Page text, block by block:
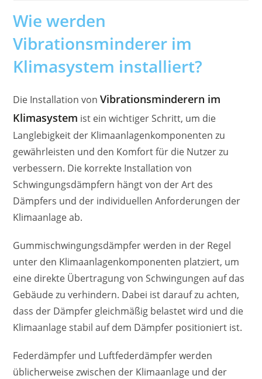
Wie werden
Vibrationsminderer im
Klimasystem installiert?
Die Installation vonVibrationsminderern im
Klimasystem ist ein wichtiger Schritt, um die
Langlebigkeit der Klimaanlagenkomponenten zu
gewährleisten und den Komfort für die Nutzer zu
verbessern. Die korrekte Installation von
Schwingungsdämpfern hängt von der Art des
Dämpfers und der individuellen Anforderungen der
Klimaanlage ab.
Gummischwingungsdämpfer werden in der Regel
unter den Klimaanlagenkomponenten platziert, um
eine direkte Übertragung von Schwingungen auf das
Gebäude zu verhindern. Dabei ist darauf zu achten,
dass der Dämpfer gleichmäßig belastet wird und die
Klimaanlage stabil auf dem Dämpfer positioniert ist.
Federdämpfer und Luftfederdämpfer werden
üblicherweise zwischen der Klimaanlage und der